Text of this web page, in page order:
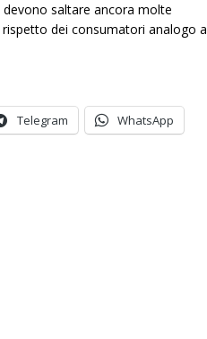
saltare ancora molte
dei consumatori analogo a
Telegram WhatsApp